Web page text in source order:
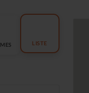
LISTE